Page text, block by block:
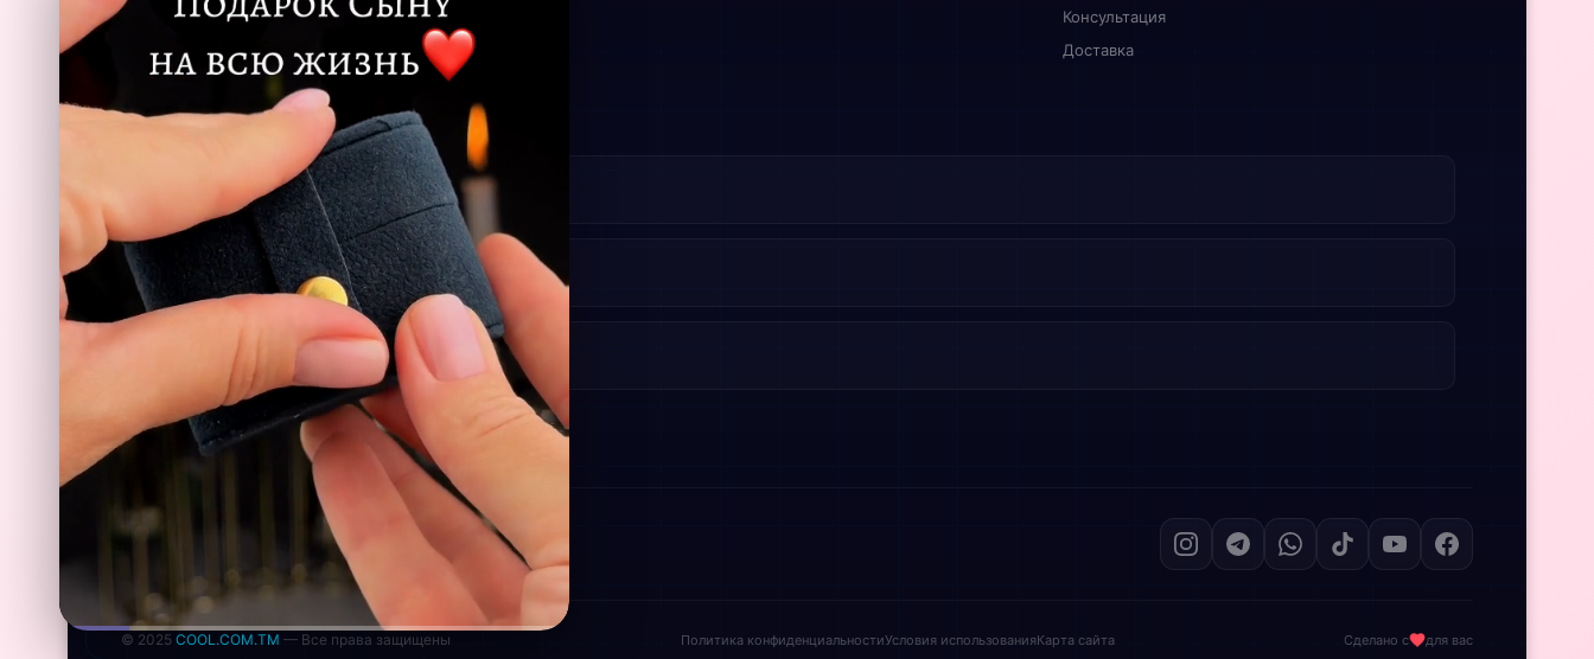
Консультация
Доставка
КОНТАКТЫ
+993 649 593 67
rdemirov@cool.com.tm
АДРЕС
Туркменистан
© 2025 COOL.COM.TM — Все права защищены Политика конфиденциальностиУсловия использованияКарта сайта Сделано с для вас